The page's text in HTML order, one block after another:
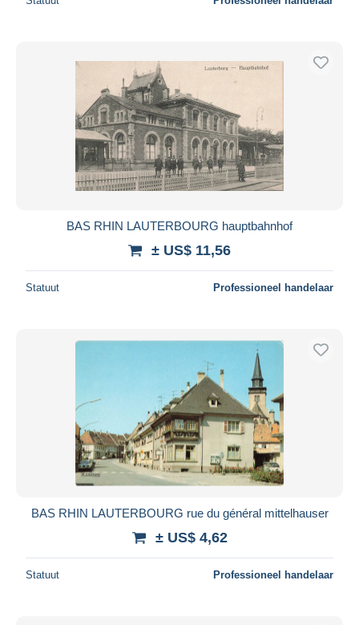
BAS RHIN LAUTERBOURG hauptbahnhof
± US$ 11,56
Statuut Professioneel handelaar
BAS RHIN LAUTERBOURG rue du général mittelhauser
± US$ 4,62
Statuut Professioneel handelaar